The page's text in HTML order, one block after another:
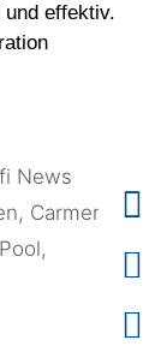
effektiv.
News
, Carmen
,